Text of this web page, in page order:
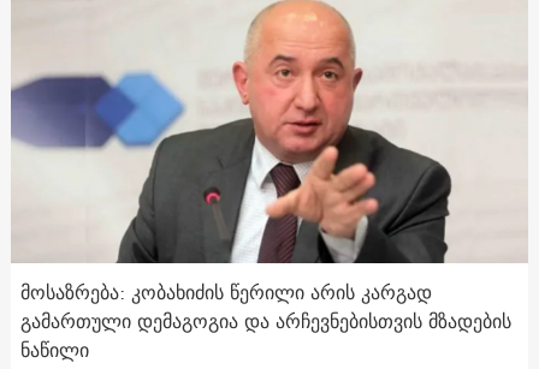
მოსაზრება: კობახიძის წერილი არის კარგად
გამართული დემაგოგია და არჩევნებისთვის მზადების
ნაწილი